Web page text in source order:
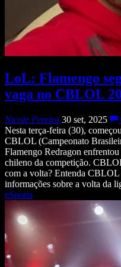
LoL: Flamengo
vaga no CBLOL
Nicole Pereira 30 set, 2025
Nesta terça-feira (30),
CBLOL (Campeonato
Flamengo Redragon
chileno da competição.
com a volta? Entenda
informações sobre a volta da
eSports